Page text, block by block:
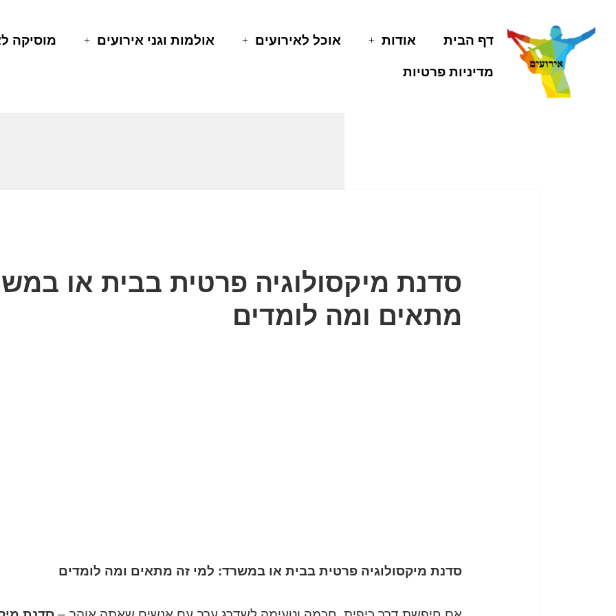
דף הבית אודות אוכל לאירועים אולמות וגני אירועים מוסיקה
מדיניות פרטיות
סדנת מיקסולוגיה פרטית בבית או
מתאים ומה לומדים
סדנת מיקסולוגיה פרטית בבית או במשרד: למי זה מתאים ומה לומדים